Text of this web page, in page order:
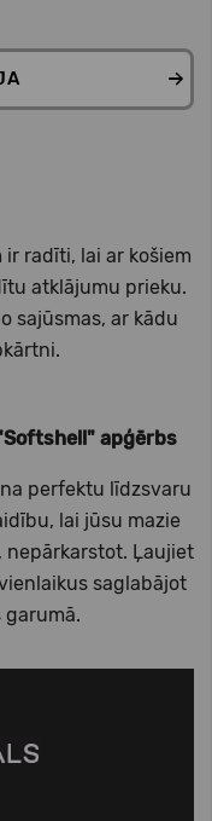
radīti, lai ar košiem
atklājumu prieku.
sajūsmas, ar kādu
apģērbs
perfektu līdzsvaru
lai jūsu mazie
Ļaujiet
saglabājot
garumā.